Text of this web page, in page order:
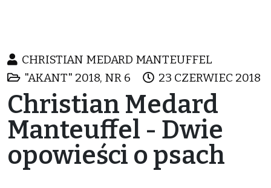
CHRISTIAN MEDARD MANTEUFFEL
"AKANT" 2018, NR 6
23 CZERWIEC 2018
Christian Medard
Manteuffel - Dwie
opowieści o psach